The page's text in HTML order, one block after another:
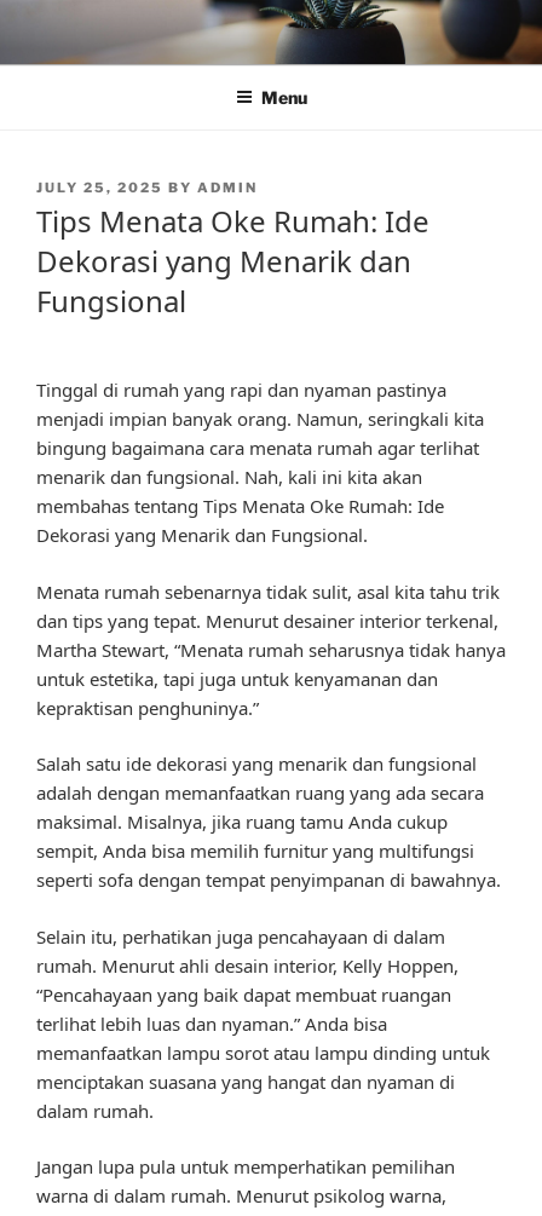
content
Menu
POSTED
ON
JULY 25, 2025 BY ADMIN
Tips Menata Oke Rumah: Ide
Dekorasi yang Menarik dan
Fungsional
Tinggal di rumah yang rapi dan nyaman pastinya
menjadi impian banyak orang. Namun, seringkali kita
bingung bagaimana cara menata rumah agar terlihat
menarik dan fungsional. Nah, kali ini kita akan
membahas tentang Tips Menata Oke Rumah: Ide
Dekorasi yang Menarik dan Fungsional.
Menata rumah sebenarnya tidak sulit, asal kita tahu trik
dan tips yang tepat. Menurut desainer interior terkenal,
Martha Stewart, “Menata rumah seharusnya tidak hanya
untuk estetika, tapi juga untuk kenyamanan dan
kepraktisan penghuninya.”
Salah satu ide dekorasi yang menarik dan fungsional
adalah dengan memanfaatkan ruang yang ada secara
maksimal. Misalnya, jika ruang tamu Anda cukup
sempit, Anda bisa memilih furnitur yang multifungsi
seperti sofa dengan tempat penyimpanan di bawahnya.
Selain itu, perhatikan juga pencahayaan di dalam
rumah. Menurut ahli desain interior, Kelly Hoppen,
“Pencahayaan yang baik dapat membuat ruangan
terlihat lebih luas dan nyaman.” Anda bisa
memanfaatkan lampu sorot atau lampu dinding untuk
menciptakan suasana yang hangat dan nyaman di
dalam rumah.
Jangan lupa pula untuk memperhatikan pemilihan
warna di dalam rumah. Menurut psikolog warna,